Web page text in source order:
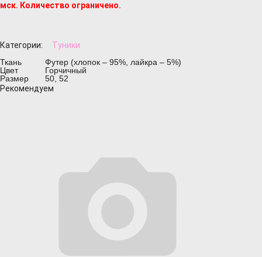
мск. Количество ограничено.
Категории:
Туники
Ткань
Футер (хлопок – 95%, лайкра – 5%)
Цвет
Горчичный
Размер
50, 52
Рекомендуем